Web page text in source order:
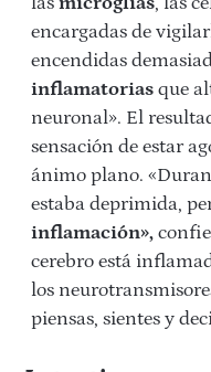
encargadas de
encendidas
inflamatorias que
neuronal». El
sensación de estar
ánimo plano.
estaba deprimida,
inflamación»,
cerebro está
los
piensas, sientes y